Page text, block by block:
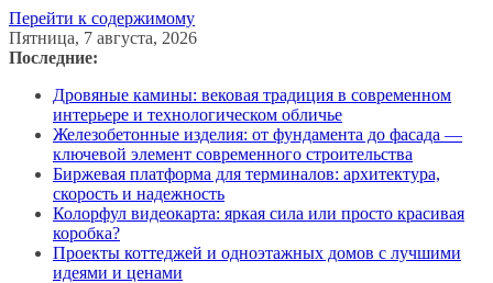
Перейти к содержимому
Пятница, 7 августа, 2026
Последние:
Дровяные камины: вековая традиция в современном
интерьере и технологическом обличье
Железобетонные изделия: от фундамента до фасада —
ключевой элемент современного строительства
Биржевая платформа для терминалов: архитектура,
скорость и надежность
Колорфул видеокарта: яркая сила или просто красивая
коробка?
Проекты коттеджей и одноэтажных домов с лучшими
идеями и ценами